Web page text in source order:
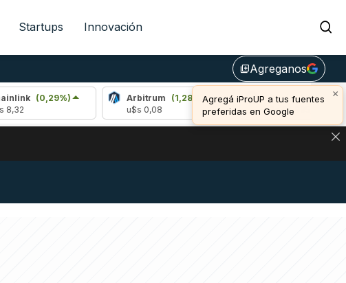
Startups Innovación
library_addAgreganos
×
Agregá iProUP a tus fuentes
preferidas en Google
Arbitrum
(1,28%)
Bitcoin (-0,22%)
u$s 64.995,00
IMPACTO EN BITCOIN, DÓLAR CRIPTO Y EXCHANGES